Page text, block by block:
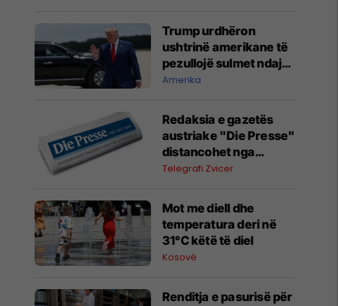
Trump urdhëron
ushtrinë amerikane të
pezullojë sulmet ndaj
Iranit, raportojnë
Amerika
Redaksia e gazetës
austriake "Die Presse"
distancohet nga
intervista e drejtorit të
Novak me autokratin
serb Vuçiq
Telegrafi Zvicer
Mot me diell dhe
temperatura deri në
31°C këtë të diel
Kosovë
Renditja e pasurisë për